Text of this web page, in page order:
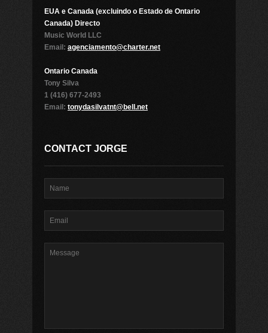
EUA e Canada (excluindo o Estado de Ontario
Canada) Directo
Music World LLC
Email: agenciamento@charter.net
Ontario Canada
Tony Silva
1 (416) 677-2493
Email: tonydasilvatnt@bell.net
CONTACT JORGE